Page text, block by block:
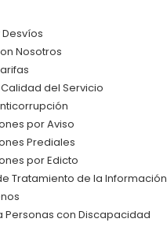
Nosotros
del Servicio
por Aviso
Prediales
por Edicto
Tratamiento de la Información
Personas con Discapacidad